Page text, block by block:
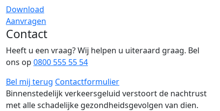
Download
Aanvragen
Contact
Heeft u een vraag? Wij helpen u uiteraard graag. Bel
ons op 0800 555 55 54
Bel mij terug Contactformulier
Binnenstedelijk verkeersgeluid verstoort de nachtrust
met alle schadelijke gezondheidsgevolgen van dien.